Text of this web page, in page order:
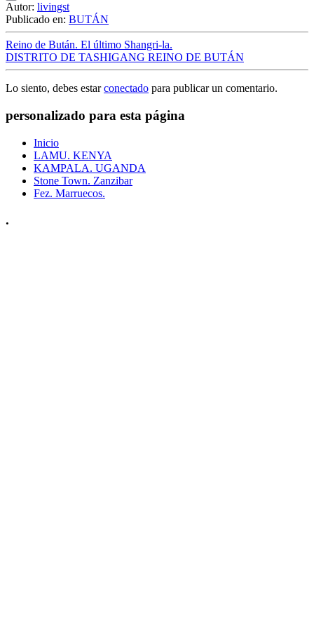
Email
Autor: livingst
Publicado en: BUTÁN
Reino de Bután. El último Shangri-la.
DISTRITO DE TASHIGANG REINO DE BUTÁN
Lo siento, debes estarconectado para publicar un comentario.
personalizado para esta página
Inicio
LAMU. KENYA
KAMPALA. UGANDA
Stone Town. Zanzibar
Fez. Marruecos.
.